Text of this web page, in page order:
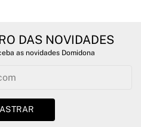
DAS NOVIDADES
as novidades Domidona